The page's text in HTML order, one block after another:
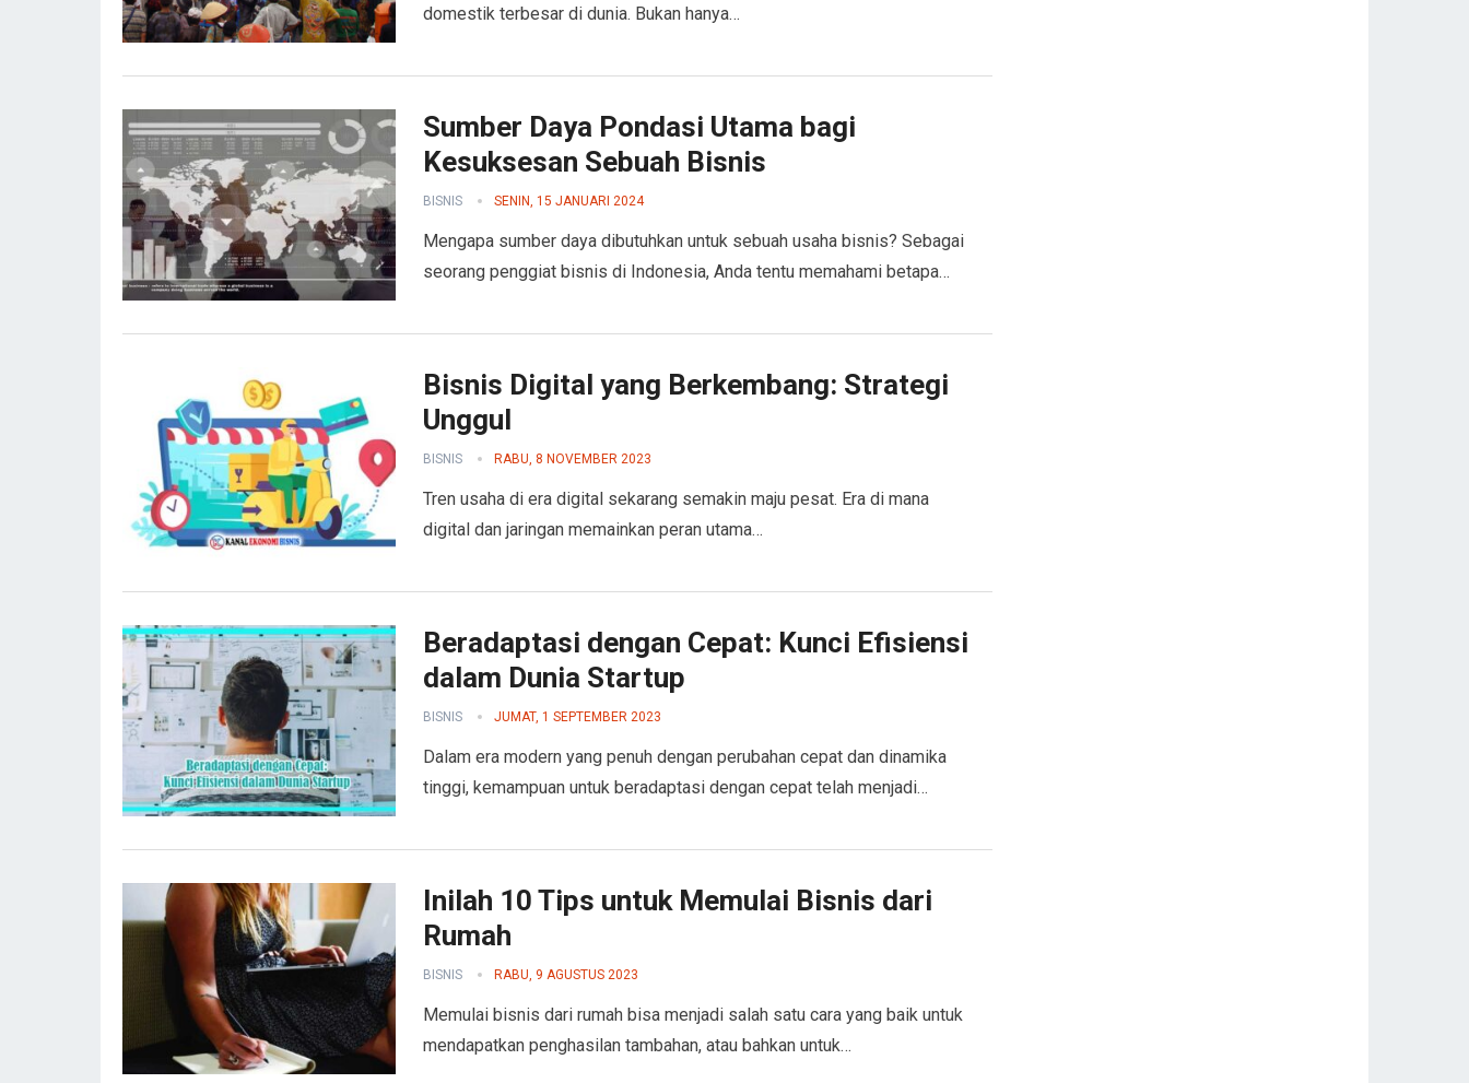
domestik terbesar di dunia. Bukan hanya…
Sumber Daya Pondasi Utama bagi
Kesuksesan Sebuah Bisnis
BISNIS SENIN, 15 JANUARI 2024
Mengapa sumber daya dibutuhkan untuk sebuah usaha bisnis? Sebagai
seorang penggiat bisnis di Indonesia, Anda tentu memahami betapa…
Bisnis Digital yang Berkembang: Strategi
Unggul
BISNIS RABU, 8 NOVEMBER 2023
Tren usaha di era digital sekarang semakin maju pesat. Era di mana
digital dan jaringan memainkan peran utama…
Beradaptasi dengan Cepat: Kunci Efisiensi
dalam Dunia Startup
BISNIS JUMAT, 1 SEPTEMBER 2023
Dalam era modern yang penuh dengan perubahan cepat dan dinamika
tinggi, kemampuan untuk beradaptasi dengan cepat telah menjadi…
Inilah 10 Tips untuk Memulai Bisnis dari
Rumah
BISNIS RABU, 9 AGUSTUS 2023
Memulai bisnis dari rumah bisa menjadi salah satu cara yang baik untuk
mendapatkan penghasilan tambahan, atau bahkan untuk…